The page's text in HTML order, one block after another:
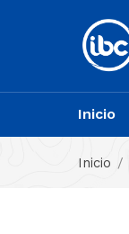
Inicio
Inicio